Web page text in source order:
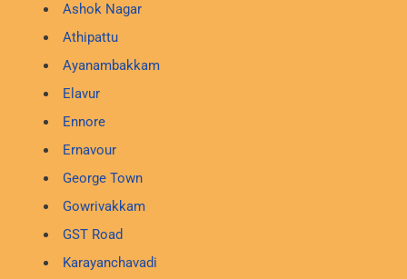
Ashok Nagar
Athipattu
Ayanambakkam
Elavur
Ennore
Ernavour
George Town
Gowrivakkam
GST Road
Karayanchavadi